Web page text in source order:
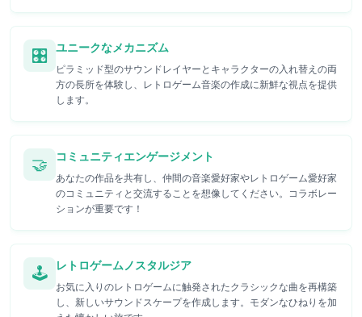
🎛️ ユニークなメカニズム
ピラミッド型のサウンドレイヤーとキャラクターの入れ替えの両
方の長所を体験し、レトロゲーム音楽の作成に新鮮な視点を提供
します。
🤝 コミュニティエンゲージメント
あなたの作品を共有し、仲間の音楽愛好家やレトロゲーム愛好家
のコミュニティと交流することを想像してください。コラボレー
ションが重要です！
🕹️ レトロゲームノスタルジア
お気に入りのレトロゲームに触発されたクラシックな曲を再構築
し、新しいサウンドスケープを作成します。モダンなひねりを加